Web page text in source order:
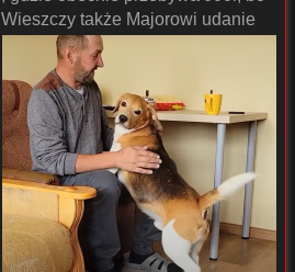
Wieszczy także Majorowi udanie